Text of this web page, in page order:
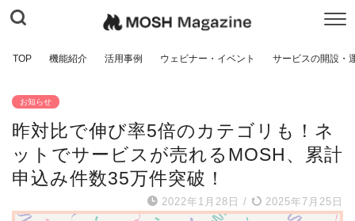
TOP 機能紹介 活用事例 ウェビナー・イベント サービスの開設・
お知らせ
昨対比で伸び率5倍のカテゴリも！ネ
ットでサービスが売れるMOSH、累計
申込み件数35万件突破！
2022年1月28日 / 2025年7月25日